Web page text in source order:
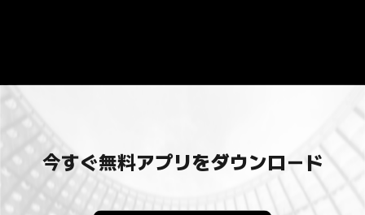
今すぐ無料アプリをダウンロード